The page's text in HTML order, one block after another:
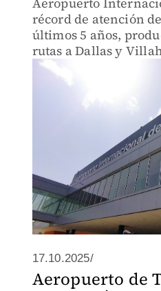
récord de atención
últimos 5 años,
rutas a Dallas y
17.10.2025/
Aeropuerto de